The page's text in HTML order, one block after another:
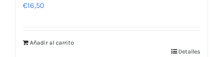
€16,50
Añadir al carrito
Detalles